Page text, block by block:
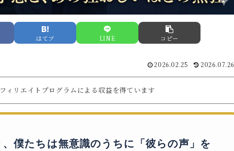
はてブ LINE コピー
2026.02.25 2026.07.26
ィリエイトプログラムによる収益を得ています
僕たちは無意識のうちに「彼らの声」を